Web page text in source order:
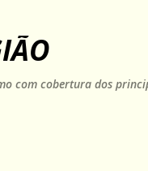
com cobertura dos